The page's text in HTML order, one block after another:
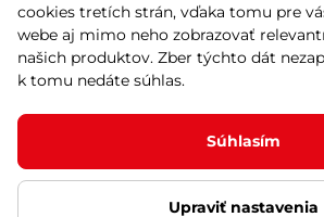
Montáž a servis
Kariéra
cookies tretích strán, vďaka tomu pre
webe aj mimo neho zobrazovať
našich produktov. Zber týchto dát
k tomu nedáte súhlas.
Súhlasím
Upraviť nastavenia